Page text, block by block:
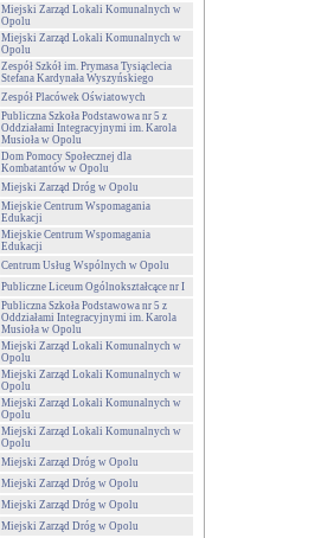
Miejski Zarząd Lokali Komunalnych w
Opolu
Miejski Zarząd Lokali Komunalnych w
Opolu
Zespół Szkół im. Prymasa Tysiąclecia
Stefana Kardynała Wyszyńskiego
Zespół Placówek Oświatowych
Publiczna Szkoła Podstawowa nr 5 z
Oddziałami Integracyjnymi im. Karola
Musioła w Opolu
Dom Pomocy Społecznej dla
Kombatantów w Opolu
Miejski Zarząd Dróg w Opolu
Miejskie Centrum Wspomagania
Edukacji
Miejskie Centrum Wspomagania
Edukacji
Centrum Usług Wspólnych w Opolu
Publiczne Liceum Ogólnokształcące nr I
Publiczna Szkoła Podstawowa nr 5 z
Oddziałami Integracyjnymi im. Karola
Musioła w Opolu
Miejski Zarząd Lokali Komunalnych w
Opolu
Miejski Zarząd Lokali Komunalnych w
Opolu
Miejski Zarząd Lokali Komunalnych w
Opolu
Miejski Zarząd Lokali Komunalnych w
Opolu
Miejski Zarząd Dróg w Opolu
Miejski Zarząd Dróg w Opolu
Miejski Zarząd Dróg w Opolu
Miejski Zarząd Dróg w Opolu